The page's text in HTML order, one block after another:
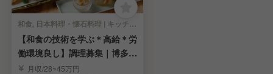
和食, 日本料理・懐石料理 | キッチンスタッフ
【和食の技術を学ぶ＊高給＊労
働環境良し】調理募集｜博多の
人気店「俺の割烹」
月収/28~45万円